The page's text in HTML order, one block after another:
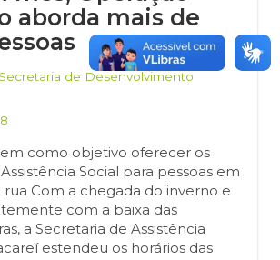
aborda mais de
Secretaria de Desenvolvimento
como objetivo oferecer os
Social para pessoas em
rua Com a chegada do inverno e
com a baixa das
a Secretaria de Assistência
estendeu os horários das